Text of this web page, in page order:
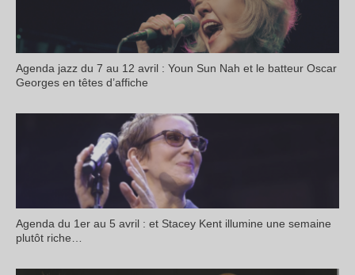
Agenda jazz du 7 au 12 avril : Youn Sun Nah et le batteur Oscar
Georges en têtes d’affiche
Agenda du 1er au 5 avril : et Stacey Kent illumine une semaine
plutôt riche…